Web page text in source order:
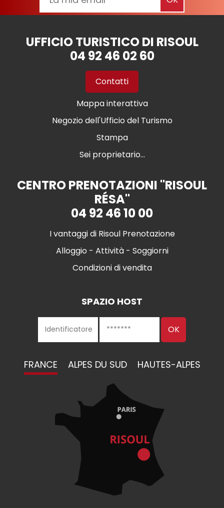
UFFICIO TURISTICO DI RISOUL
04 92 46 02 60
Contatti
Mappa interattiva
Negozio dell'Ufficio del Turismo
Stampa
Sei proprietario...
CENTRO PRENOTAZIONI "RISOUL
RÉSA"
04 92 46 10 00
I vantaggi di Risoul Prenotazione
Alloggio - Attività - Soggiorni
Condizioni di vendita
SPAZIO HOST
FRANCE ALPES DU SUD HAUTES-ALPES